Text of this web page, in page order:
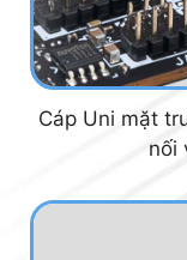
Cáp Uni mặt
nối